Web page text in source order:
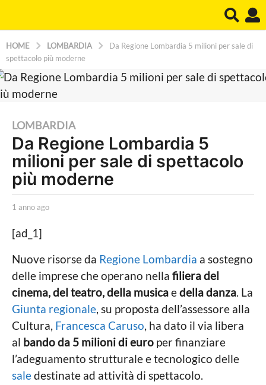
HOME LOMBARDIA
Da Regione Lombardia 5 milioni per sale di
spettacolo più moderne
1
a
n
n
o
a
o
1
a
n
n
o
a
g
o
LOMBARDIA
Da Regione Lombardia 5
milioni per sale di spettacolo
più moderne
b
R
e
d
a
z
o
n
e
L
n
e
w
s
1 anno ago
a
g
[ad_1]
Nuove risorse da Regione Lombardia a sostegno
delle imprese che operano nella filiera del
cinema, del teatro, della musicaedella danza. La
Giunta regionale, su proposta dell’assessore alla
Cultura, Francesca Caruso, ha dato il via libera
al bando da 5 milioni di euro per finanziare
l’adeguamento strutturale e tecnologico delle
saledestinate ad attività di spettacolo.